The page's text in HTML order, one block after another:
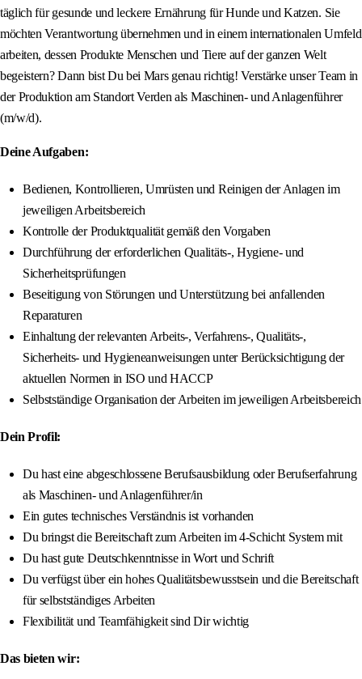
täglich für gesunde und leckere Ernährung für Hunde und Katzen. Sie
möchten Verantwortung übernehmen und in einem internationalen Umfeld
arbeiten, dessen Produkte Menschen und Tiere auf der ganzen Welt
begeistern? Dann bist Du bei Mars genau richtig! Verstärke unser Team in
der Produktion am Standort Verden als Maschinen- und Anlagenführer
(m/w/d).
Deine Aufgaben:
Bedienen, Kontrollieren, Umrüsten und Reinigen der Anlagen im
jeweiligen Arbeitsbereich
Kontrolle der Produktqualität gemäß den Vorgaben
Durchführung der erforderlichen Qualitäts-, Hygiene- und
Sicherheitsprüfungen
Beseitigung von Störungen und Unterstützung bei anfallenden
Reparaturen
Einhaltung der relevanten Arbeits-, Verfahrens-, Qualitäts-,
Sicherheits- und Hygieneanweisungen unter Berücksichtigung der
aktuellen Normen in ISO und HACCP
Selbstständige Organisation der Arbeiten im jeweiligen Arbeitsbereich
Dein Profil:
Du hast eine abgeschlossene Berufsausbildung oder Berufserfahrung
als Maschinen- und Anlagenführer/in
Ein gutes technisches Verständnis ist vorhanden
Du bringst die Bereitschaft zum Arbeiten im 4-Schicht System mit
Du hast gute Deutschkenntnisse in Wort und Schrift
Du verfügst über ein hohes Qualitätsbewusstsein und die Bereitschaft
für selbstständiges Arbeiten
Flexibilität und Teamfähigkeit sind Dir wichtig
Das bieten wir: